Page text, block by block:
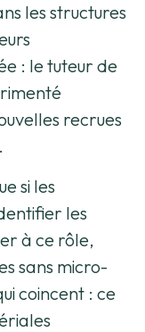
les structures
: le tuteur de
recrues
si les
les
à ce rôle,
sans micro-
coincent : ce